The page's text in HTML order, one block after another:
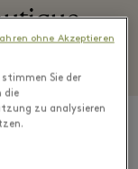
stimmen Sie der
die
zu analysieren
ohne Akzeptieren